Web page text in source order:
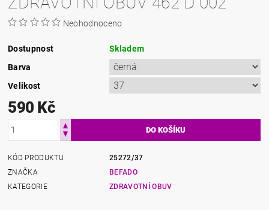
Neohodnoceno
Dostupnost
Skladem
Barva
Velikost
590 Kč
KÓD PRODUKTU
25272/37
ZNAČKA
BEFADO
KATEGORIE
ZDRAVOTNÍ OBUV